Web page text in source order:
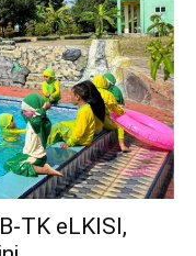
TK eLKISI,